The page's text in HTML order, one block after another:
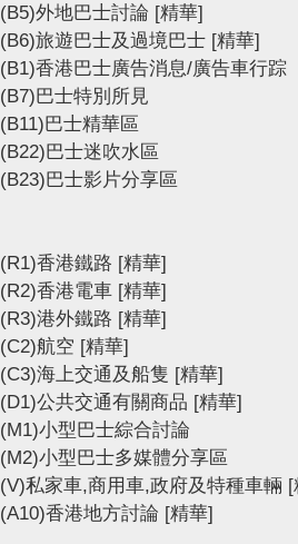
(B5)外地巴士討論 [精華]
(B6)旅遊巴士及過境巴士 [精華]
(B1)香港巴士廣告消息/廣告車行踪
(B7)巴士特別所見
(B11)巴士精華區
(B22)巴士迷吹水區
(B23)巴士影片分享區
(R1)香港鐵路 [精華]
(R2)香港電車 [精華]
(R3)港外鐵路 [精華]
(C2)航空 [精華]
(C3)海上交通及船隻 [精華]
(D1)公共交通有關商品 [精華]
(M1)小型巴士綜合討論
(M2)小型巴士多媒體分享區
(V)私家車,商用車,政府及特種車輛 [
(A10)香港地方討論 [精華]